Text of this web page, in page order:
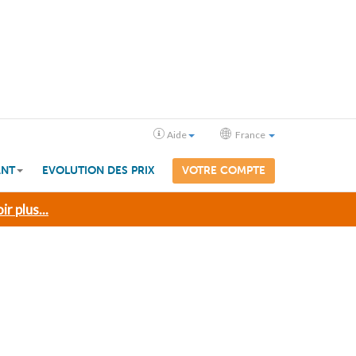
Aide France
EVOLUTION DES PRIX VOTRE COMPTE
plus...